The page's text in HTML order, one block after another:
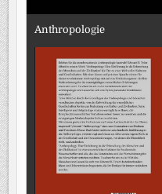
Anthropologie